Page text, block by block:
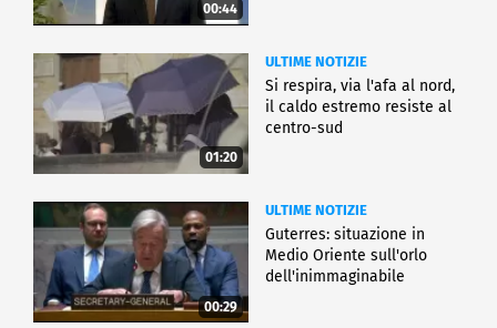
00:44
01:20
ULTIME NOTIZIE
Si respira, via l'afa al nord,
il caldo estremo resiste al
centro-sud
00:29
ULTIME NOTIZIE
Guterres: situazione in
Medio Oriente sull'orlo
dell'inimmaginabile